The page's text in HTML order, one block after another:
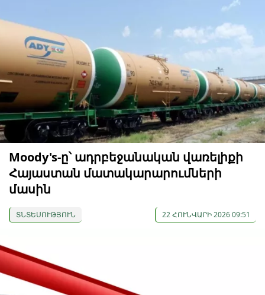
Moody's-ը՝ ադրբեջանական վառելիքի
Հայաստան մատակարարումների
մասին
ՏՆՏԵՍՈՒԹՅՈՒՆ 22 ՀՈՒՆՎԱՐԻ 2026 09:51